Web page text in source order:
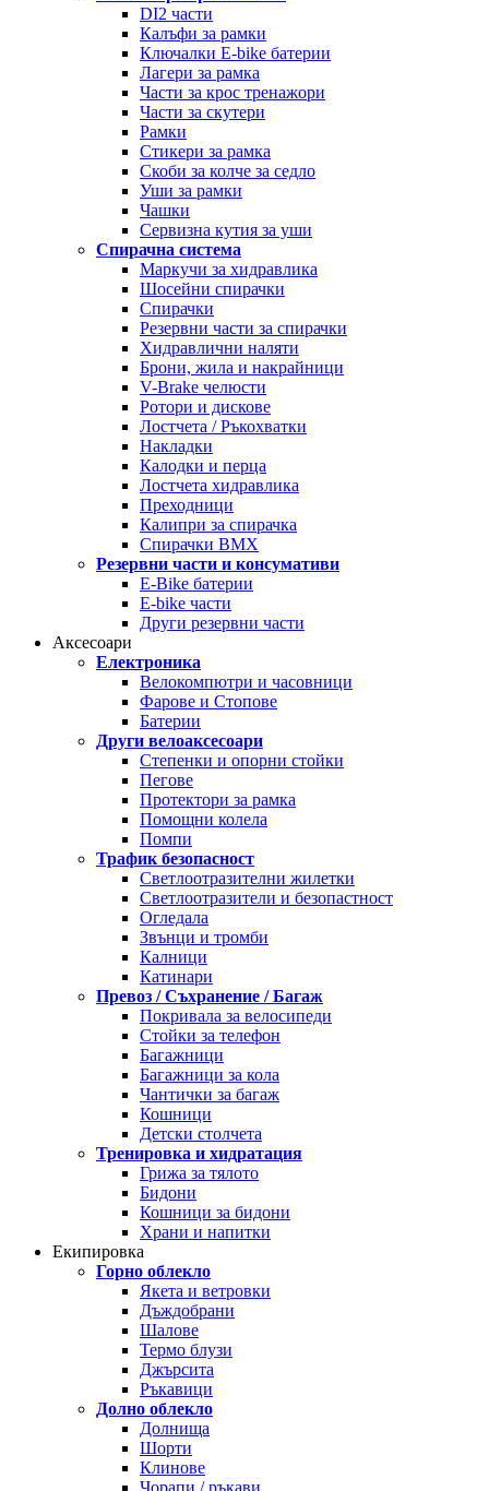
DI2 части
Калъфи за рамки
Ключалки Е-bike батерии
Лагери за рамка
Части за крос тренажори
Части за скутери
Рамки
Стикери за рамка
Скоби за колче за седло
Уши за рамки
Чашки
Сервизна кутия за уши
Спирачна система
Маркучи за хидравлика
Шосейни спирачки
Спирачки
Резервни части за спирачки
Хидравлични наляти
Брони, жила и накрайници
V-Brake челюсти
Ротори и дискове
Лостчета / Ръкохватки
Накладки
Калодки и перца
Лостчета хидравлика
Преходници
Калипри за спирачка
Спирачки BMX
Резервни части и консумативи
E-Bike батерии
E-bike части
Други резервни части
Аксесоари
Електроника
Велокомпютри и часовници
Фарове и Стопове
Батерии
Други велоаксесоари
Степенки и опорни стойки
Пегове
Протектори за рамка
Помощни колела
Помпи
Трафик безопасност
Светлоотразителни жилетки
Светлоотразители и безопастност
Огледала
Звънци и тромби
Калници
Катинари
Превоз / Съхранение / Багаж
Покривала за велосипеди
Стойки за телефон
Багажници
Багажници за кола
Чантички за багаж
Кошници
Детски столчета
Тренировка и хидратация
Грижа за тялото
Бидони
Кошници за бидони
Храни и напитки
Екипировка
Горно облекло
Якета и ветровки
Дъждобрани
Шалове
Термо блузи
Джърсита
Ръкавици
Долно облекло
Долнища
Шорти
Клинове
Чорапи / ръкави